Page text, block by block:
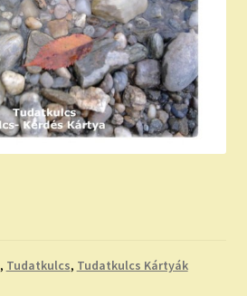
, Tudatkulcs, Tudatkulcs Kártyák